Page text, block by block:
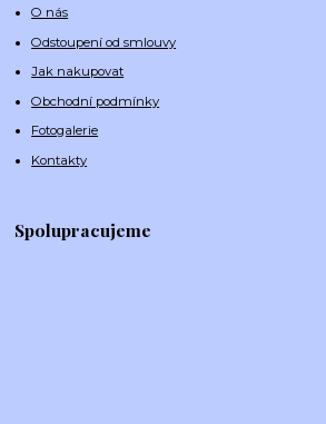
O nás
Odstoupení od smlouvy
Jak nakupovat
Obchodní podmínky
Fotogalerie
Kontakty
Spolupracujeme